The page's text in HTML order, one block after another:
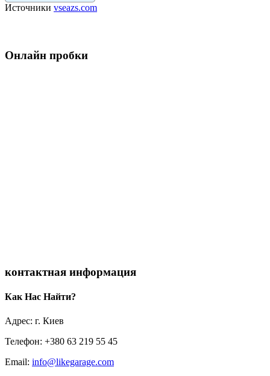
Источники vseazs.com
Онлайн пробки
контактная информация
Как Нас Найти?
Адрес: г. Киев
Телефон: +380 63 219 55 45
Email: info@likegarage.com